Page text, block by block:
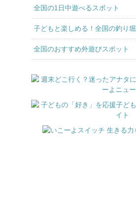
全国の1日中遊べるスポット
子どもと楽しめる！全国の釣り堀
全国のおすすめ外遊びスポット